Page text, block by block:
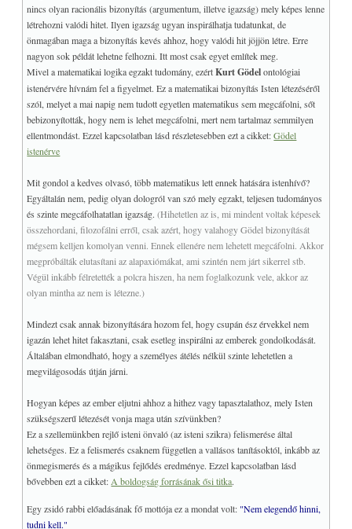
nincs olyan racionális bizonyítás (argumentum, illetve igazság) mely képes lenne
létrehozni valódi hitet. Ilyen igazság ugyan inspirálhatja tudatunkat, de
önmagában maga a bizonyítás kevés ahhoz, hogy valódi hit jöjjön létre. Erre
nagyon sok példát lehetne felhozni. Itt most csak egyet említek meg.
Mivel a matematikai logika egzakt tudomány, ezértKurt Gödelontológiai
istenérvére hívnám fel a figyelmet. Ez a matematikai bizonyítás Isten létezéséről
szól, melyet a mai napig nem tudott egyetlen matematikus sem megcáfolni, sőt
bebizonyították, hogy nem is lehet megcáfolni, mert nem tartalmaz semmilyen
ellentmondást. Ezzel kapcsolatban lásd részletesebben ezt a cikket:Gödel
istenérve
Mit gondol a kedves olvasó, több matematikus lett ennek hatására istenhívő?
Egyáltalán nem, pedig olyan dologról van szó mely egzakt, teljesen tudományos
és szinte megcáfolhatatlan igazság.(Hihetetlen az is, mi mindent voltak képesek
összehordani, filozofálni erről, csak azért, hogy valahogy Gödel bizonyítását
mégsem kelljen komolyan venni. Ennek ellenére nem lehetett megcáfolni. Akkor
megpróbálták elutasítani az alapaxiómákat, ami szintén nem járt sikerrel stb.
Végül inkább félretették a polcra hiszen, ha nem foglalkozunk vele, akkor az
olyan mintha az nem is létezne.)
Mindezt csak annak bizonyítására hozom fel, hogy csupán ész érvekkel nem
igazán lehet hitet fakasztani, csak esetleg inspirálni az emberek gondolkodását.
Általában elmondható, hogy a személyes átélés nélkül szinte lehetetlen a
megvilágosodás útján járni.
Hogyan képes az ember eljutni ahhoz a hithez vagy tapasztalathoz, mely Isten
szükségszerű létezését vonja maga után szívünkben?
Ez a szellemünkben rejlő isteni önvaló (az isteni szikra) felismerése által
lehetséges. Ez a felismerés csaknem független a vallásos tanításoktól, inkább az
önmegismerés és a mágikus fejlődés eredménye. Ezzel kapcsolatban lásd
bővebben ezt a cikket: A boldogság forrásának ősi titka.
Egy zsidó rabbi előadásának fő mottója ez a mondat volt: "Nem elegendő hinni,
tudni kell."